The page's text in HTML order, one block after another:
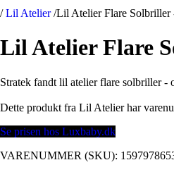
/ Lil Atelier /Lil Atelier Flare Solbriller
Lil Atelier Flare
Stratek fandt lil atelier flare solbriller -
Dette produkt fra Lil Atelier har
Se prisen hos Luxbaby.dk
VARENUMMER (SKU):